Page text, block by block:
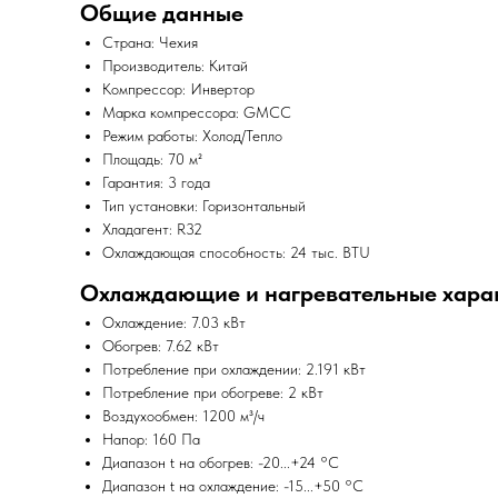
Общие данные
Страна: Чехия
Производитель: Китай
Компрессор: Инвертор
Марка компрессора: GMCC
Режим работы: Холод/Тепло
Площадь: 70 м²
Гарантия: 3 года
Тип установки: Горизонтальный
Хладагент: R32
Охлаждающая способность: 24 тыс. BTU
Охлаждающие и нагревательные
Охлаждение: 7.03 кВт
Обогрев: 7.62 кВт
Потребление при охлаждении: 2.191 кВт
Потребление при обогреве: 2 кВт
Воздухообмен: 1200 м³/ч
Напор: 160 Па
Диапазон t на обогрев: -20...+24 °С
Диапазон t на охлаждение: -15...+50 °С